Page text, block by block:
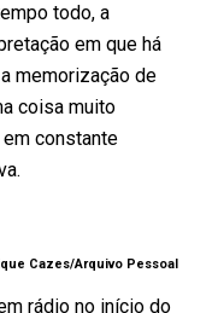
todo, a
em que há
memorização de
coisa muito
constante
Cazes/Arquivo Pessoal
rádio no início do